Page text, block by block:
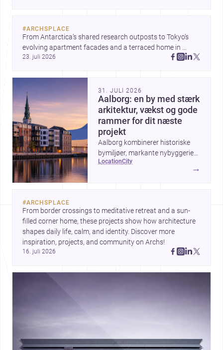
#ARCHSPLACE
From Antarctica’s shared research outposts to Tokyo’s
evolving apartment facades and a terraced home in
Amman, these projects show how architecture adapts to
23. juli 2026
31. JULI 2026
Aalborg: en by med stærk
arkitektur, vækst og gode
rammer for dit næste
projekt
Aalborg kombinerer historiske
bymiljøer, markante nybyggerier
og en aktiv udvikling ved
location city
→
#ARCHSPLACE
From border crossings to meditative retreat and a sun-
filled corner home, these projects show how architecture
shapes daily life, calm, and identity. Discover more
inspiration, projects, and community on Archs!
16. juli 2026